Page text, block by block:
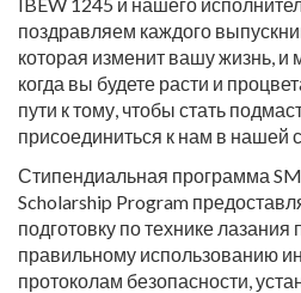
поздравляем каждого
которая изменит вашу жизнь,
когда вы будете расти и
пути к тому, чтобы стать
присоединиться к нам в нашей
Стипендиальная программа
Scholarship Program
подготовку по технике лазания
правильному использованию
протоколам безопасности,